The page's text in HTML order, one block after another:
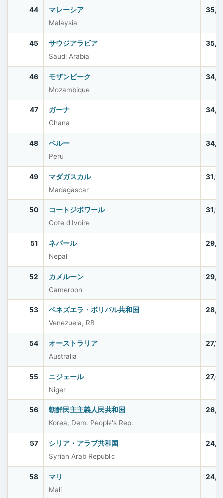
44
マレーシア
Malaysia
45
サウジアラビア
Saudi Arabia
46
モザンビーク
Mozambique
47
ガーナ
Ghana
48
ペルー
Peru
49
マダガスカル
Madagascar
50
コートジボワール
Cote d'Ivoire
51
ネパール
Nepal
52
カメルーン
Cameroon
53
ベネズエラ・ボリバル共和国
Venezuela, RB
54
オーストラリア
Australia
55
ニジェール
Niger
56
朝鮮民主主義人民共和国
Korea, Dem. People's Rep.
57
シリア・アラブ共和国
Syrian Arab Republic
58
マリ
Mali